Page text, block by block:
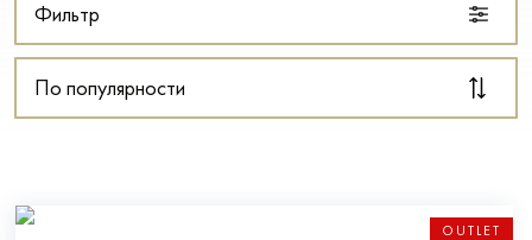
Фильтр
По популярности
OUTLET